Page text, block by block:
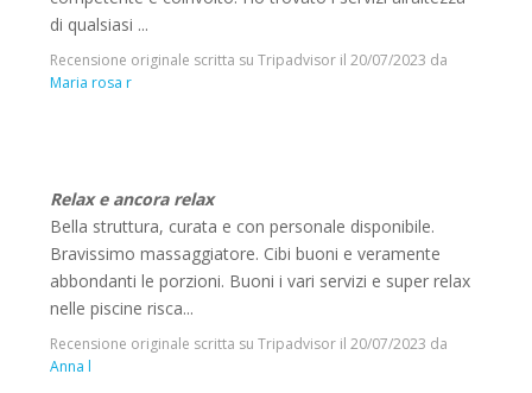
di qualsiasi ...
Recensione originale scritta su Tripadvisor il 20/07/2023 da
Maria rosa r
Relax e ancora relax
Bella struttura, curata e con personale disponibile.
Bravissimo massaggiatore. Cibi buoni e veramente
abbondanti le porzioni. Buoni i vari servizi e super relax
nelle piscine risca...
Recensione originale scritta su Tripadvisor il 20/07/2023 da
Anna l